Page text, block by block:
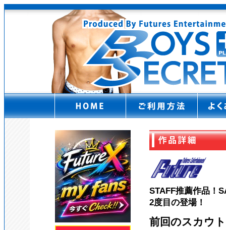
STAFF推薦作品！
2度目の登場！
前回のスカウ